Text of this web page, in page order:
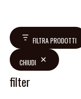
FILTRA PRODOTTI
CHIUDI
filter